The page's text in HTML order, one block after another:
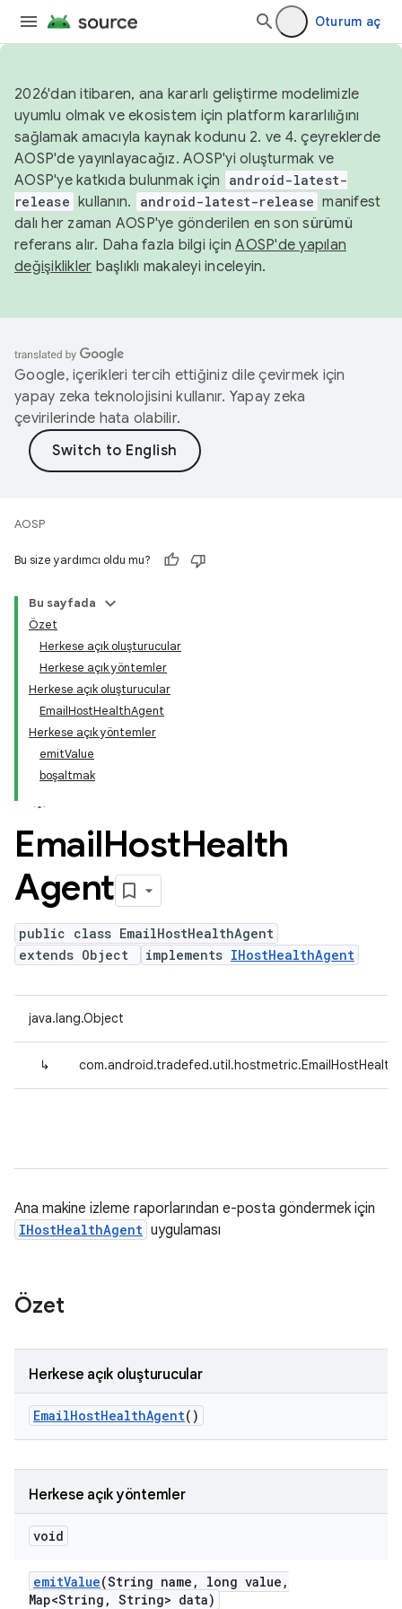
Oturum aç
2026'dan itibaren, ana kararlı geliştirme modelimizle
uyumlu olmak ve ekosistem için platform kararlılığını
sağlamak amacıyla kaynak kodunu 2. ve 4. çeyreklerde
AOSP'de yayınlayacağız. AOSP'yi oluşturmak ve
AOSP'ye katkıda bulunmak için
android-latest-
release kullanın. android-latest-release manifest
dalı her zaman AOSP'ye gönderilen en son sürümü
referans alır. Daha fazla bilgi içinAOSP'de yapılan
değişiklikler başlıklı makaleyi inceleyin.
Google, içerikleri tercih ettiğiniz dile çevirmek için
yapay zeka teknolojisini kullanır. Yapay zeka
çevirilerinde hata olabilir.
AOSP
Bu size yardımcı oldu mu?
Bu sayfada
Özet
Herkese açık oluşturucular
Herkese açık yöntemler
Herkese açık oluşturucular
EmailHostHealthAgent
Herkese açık yöntemler
emitValue
boşaltmak
EmailHostHealth
Agent
public class EmailHostHealthAgent
extends Object
implements IHostHealthAgent
java.lang.Object
↳
Ana makine izleme raporlarından e-posta göndermek için
IHostHealthAgent uygulaması
Özet
Herkese açık oluşturucular
EmailHostHealthAgent()
Herkese açık yöntemler
void
emitValue(String name , long value ,
Map<String , String> data)